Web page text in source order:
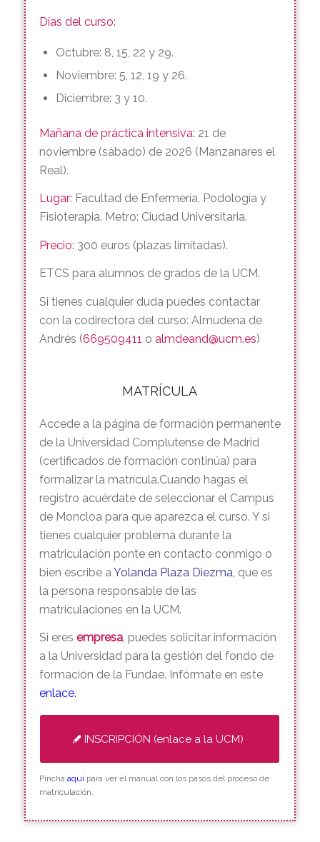
Horarios: jueves, 18:00 a 20:30.
Comienzo:jueves, 8 de octubre de 2026.
Días del curso:
Octubre: 8, 15, 22 y 29.
Noviembre: 5, 12, 19 y 26.
Diciembre: 3 y 10.
Mañana de práctica intensiva:21 de
Real).
Lugar:Facultad de Enfermería, Podología y
Fisioterapia. Metro: Ciudad Universitaria.
Precio: 300 euros (plazas limitadas).
Si tienes cualquier duda puedes contactar
con la codirectora del curso: Almudena de
Andrés ( 669509411 oalmdeand@ucm.es )
Accede a la página de formación permanente
de la Universidad Complutense de Madrid
(certificados de formación continúa) para
formalizar la matrícula.Cuando hagas el
registro acuérdate de seleccionar el Campus
de Moncloa para que aparezca el curso. Y si
tienes cualquier problema durante la
matriculación ponte en contacto conmigo o
bien escribe aYolanda Plaza Diezma,que es
la persona responsable de las
matriculaciones en la UCM.
Si eresempresa, puedes solicitar información
a la Universidad para la gestión del fondo de
enlace
INSCRIPCIÓN (enlace a la UCM)